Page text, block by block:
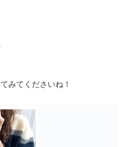
みてくださいね！